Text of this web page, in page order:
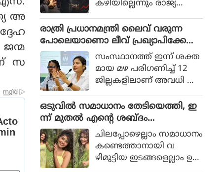
അ
സ
കഴിയില്ലെന്നും രാജ്യത്തെ
മൊഹ്സിന്‍ നഖ്വി
വ്യാഴാഴ്ച പറഞ്ഞു. കര
സേനാ മേധാവി ഫീല്‍ഡ്
മാര്‍ഷല്‍ സയ്യിദ് അസിം
മുനീറിന്റെ അടുത്ത
യാളായി അറിയപ്പെടുന്ന ന
ഖ്വി പാകിസ്ഥാന്റെ
കോക്രോച്ചുകള്‍ ഒ
ന്നിച്ചാല്‍ രാജ്യത്തെ മ
റിച്ചിടാന്‍ കഴിയുമെന്ന് പറ
ഞ്ഞു.
രാത്രി പ്രധാനമന്ത്രി ലൈവ് വരുന്ന
പോലെയാണൊ ലീവ് പ്രഖ്യാപിക്കേണ്ട
ത്, എറണാകുളം ജില്ലാ കളക്ടർ
ക്കെതിരെ വിമർശനം
സംസ്ഥാനത്ത് ഇന്ന് ശക്ത
മായ മഴ പരിഗണിച്ച് 12
ജില്ലകളിലാണ് അവധി പ്ര
ഒടുവില്‍ സമാധാനം തേടിയെത്തി, ഇ
ന്ന് മുതല്‍ എന്റെ ശബ്ദം
തിരെഞ്ഞെടുക്കുന്നു, പോസ്റ്റുമായി
അനുപമ പരമേശ്വരന്‍, ഒരു ബ്രെയ്ക്ക
പ്പ് മണക്കുന്നുവെന്ന് സോഷ്യല്‍
മീഡിയ
ചിലപ്പോഴെല്ലാം സമാധാനം
കണ്ടെത്താനായി വ
ഴിമുട്ടിയ ഇടങ്ങളെല്ലാം ഉ